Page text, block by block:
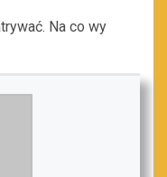
Na co wy